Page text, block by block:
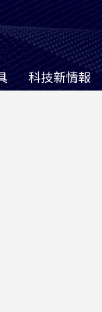
科技新情報